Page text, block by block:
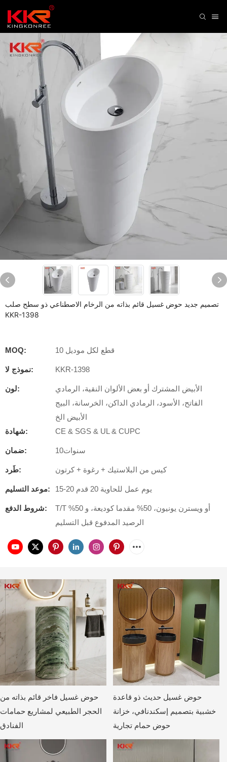
تصميم جديد حوض غسيل قائم بذاته من الرخام الاصطناعي ذو سطح صلب
KKR-1398
MOQ: 10 قطع لكل موديل
نموذج لا: KKR-1398
لون:
الأبيض المشترك أو بعض الألوان النقية، الرمادي
الفاتح، الأسود، الرمادي الداكن، الخرسانة، البيج
الأبيض الخ
شهادة:
CE & SGS & UL & CUPC
ضمان: سنوات10
طَرد: كيس من البلاستيك + رغوة + كرتون
موعد التسليم: 15-20 يوم عمل للحاوية 20 قدم
شروط الدفع:
T/T أو ويسترن يونيون، 50% مقدما كوديعة، و 50%
الرصيد المدفوع قبل التسليم
حوض غسيل فاخر قائم بذاته من
الحجر الطبيعي لمشاريع حمامات
الفنادق
حوض غسيل حديث ذو قاعدة
خشبية بتصميم إسكندنافي، خزانة
حوض حمام تجارية